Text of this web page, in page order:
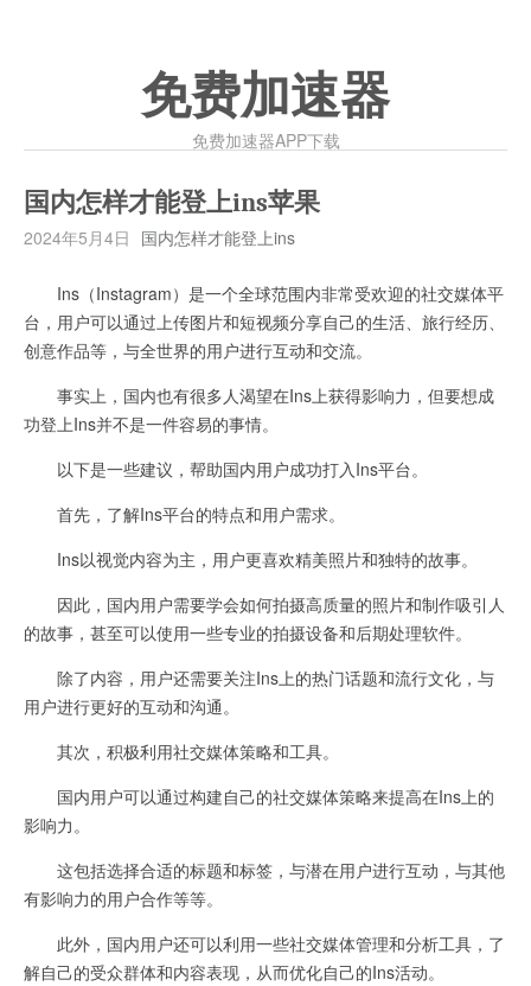
免费加速器
免费加速器APP下载
国内怎样才能登上ins苹果
2024年5月4日 国内怎样才能登上ins
Ins（Instagram）是一个全球范围内非常受欢迎的社交媒体平
台，用户可以通过上传图片和短视频分享自己的生活、旅行经历、
创意作品等，与全世界的用户进行互动和交流。
事实上，国内也有很多人渴望在Ins上获得影响力，但要想成
功登上Ins并不是一件容易的事情。
以下是一些建议，帮助国内用户成功打入Ins平台。
首先，了解Ins平台的特点和用户需求。
Ins以视觉内容为主，用户更喜欢精美照片和独特的故事。
因此，国内用户需要学会如何拍摄高质量的照片和制作吸引人
的故事，甚至可以使用一些专业的拍摄设备和后期处理软件。
除了内容，用户还需要关注Ins上的热门话题和流行文化，与
用户进行更好的互动和沟通。
其次，积极利用社交媒体策略和工具。
国内用户可以通过构建自己的社交媒体策略来提高在Ins上的
影响力。
这包括选择合适的标题和标签，与潜在用户进行互动，与其他
有影响力的用户合作等等。
此外，国内用户还可以利用一些社交媒体管理和分析工具，了
解自己的受众群体和内容表现，从而优化自己的Ins活动。